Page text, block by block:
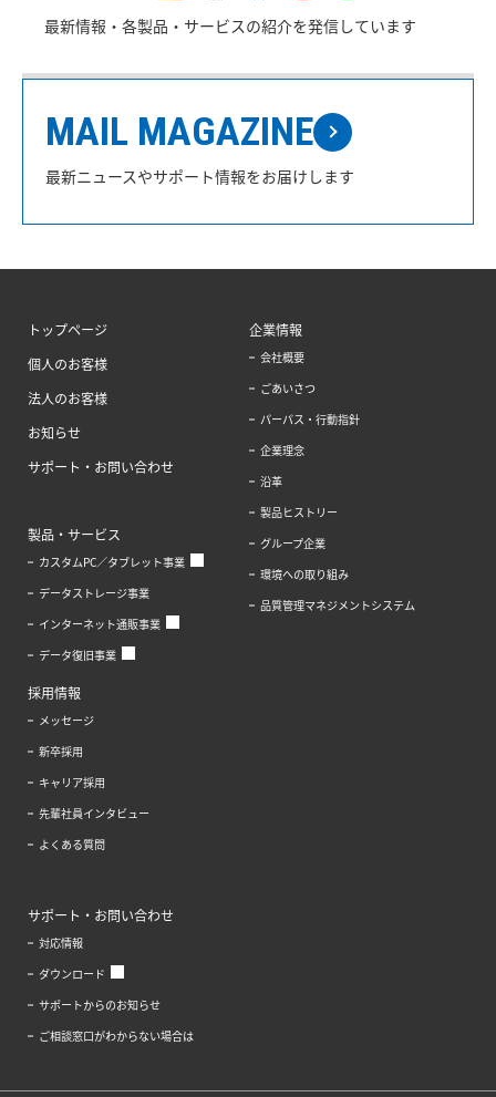
最新情報・各製品・サービスの紹介を発信しています
MAIL MAGAZINE
最新ニュースやサポート情報をお届けします
トップページ
個人のお客様
法人のお客様
お知らせ
サポート・お問い合わせ
製品・サービス
カスタムPC／タブレット事業
データストレージ事業
インターネット通販事業
データ復旧事業
企業情報
会社概要
ごあいさつ
パーパス・行動指針
企業理念
沿革
製品ヒストリー
グループ企業
環境への取り組み
品質管理マネジメントシステム
採用情報
メッセージ
新卒採用
キャリア採用
先輩社員インタビュー
よくある質問
サポート・お問い合わせ
対応情報
ダウンロード
サポートからのお知らせ
ご相談窓口がわからない場合は